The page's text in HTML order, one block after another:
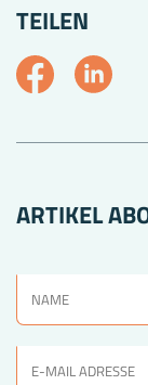
TEILEN
ARTIKEL